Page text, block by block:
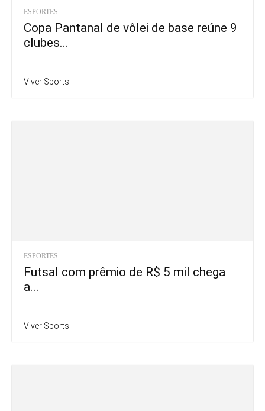
ESPORTES
Copa Pantanal de vôlei de base reúne 9
clubes...
Viver Sports
ESPORTES
Futsal com prêmio de R$ 5 mil chega
a...
Viver Sports